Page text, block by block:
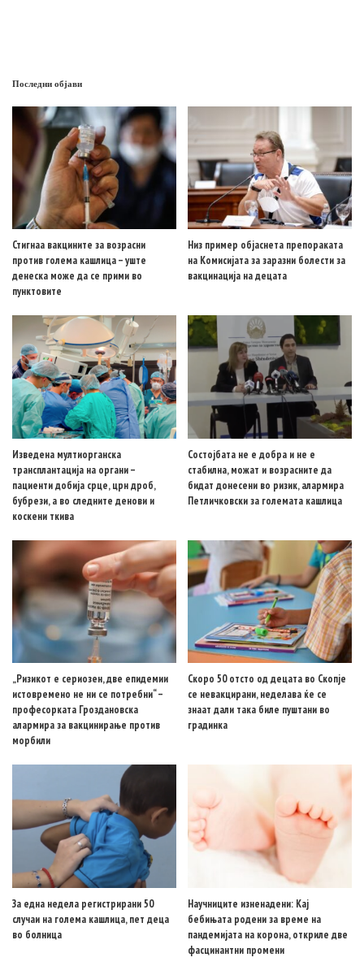
Последни објави
Стигнаа вакцините за возрасни
против голема кашлица – уште
денеска може да се прими во
пунктовите
Низ пример објаснета препораката
на Комисијата за заразни болести за
вакцинација на децата
Изведена мултиорганска
трансплантација на органи –
пациенти добија срце, црн дроб,
бубрези, а во следните денови и
коскени ткива
Состојбата не е добра и не е
стабилна, можат и возрасните да
бидат донесени во ризик, алармира
Петличковски за големата кашлица
„Ризикот е сериозен, две епидемии
истовремено не ни се потребни“ –
професорката Гроздановска
алармира за вакцинирање против
морбили
Скоро 50 отсто од децата во Скопје
се невакцирани, неделава ќе се
знаат дали така биле пуштани во
градинка
За една недела регистрирани 50
случаи на голема кашлица, пет деца
во болница
Научниците изненадени: Кај
бебињата родени за време на
пандемијата на корона, откриле две
фасцинантни промени